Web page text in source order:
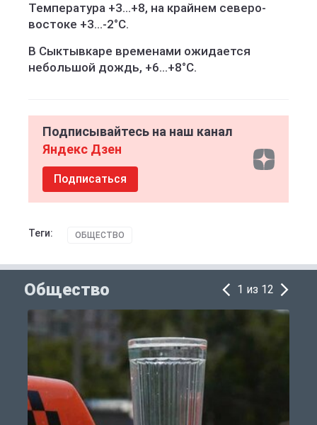
Температура +3...+8, на крайнем северо-
востоке +3...-2°С.
В Сыктывкаре временами ожидается
небольшой дождь, +6...+8°С.
Подписывайтесь на наш канал
Яндекс Дзен
Подписаться
Теги: ОБЩЕСТВО
Общество 1 из 12